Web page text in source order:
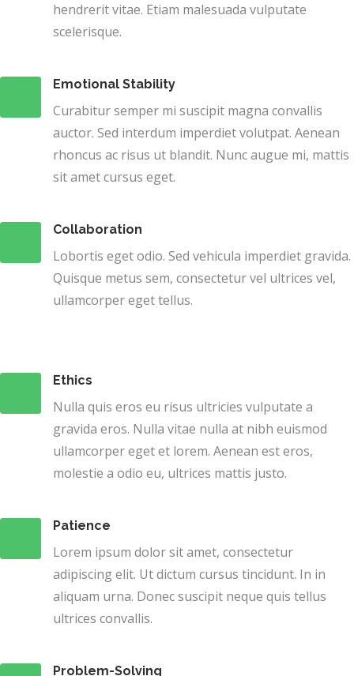
hendrerit vitae. Etiam malesuada vulputate
scelerisque.
Emotional Stability
Curabitur semper mi suscipit magna convallis
auctor. Sed interdum imperdiet volutpat. Aenean
rhoncus ac risus ut blandit. Nunc augue mi, mattis
sit amet cursus eget.
Collaboration
Lobortis eget odio. Sed vehicula imperdiet gravida.
Quisque metus sem, consectetur vel ultrices vel,
ullamcorper eget tellus.
Ethics
Nulla quis eros eu risus ultricies vulputate a
gravida eros. Nulla vitae nulla at nibh euismod
ullamcorper eget et lorem. Aenean est eros,
molestie a odio eu, ultrices mattis justo.
Patience
Lorem ipsum dolor sit amet, consectetur
adipiscing elit. Ut dictum cursus tincidunt. In in
aliquam urna. Donec suscipit neque quis tellus
ultrices convallis.
Problem-Solving